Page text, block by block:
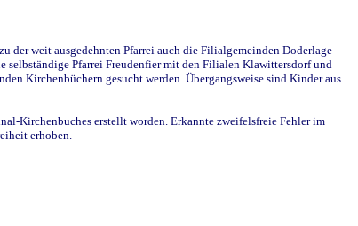
der weit ausgedehnten Pfarrei auch die Filialgemeinden Doderlage
selbständige Pfarrei Freudenfier mit den Filialen Klawittersdorf und
Kirchenbüchern gesucht werden. Übergangsweise sind Kinder aus
Kirchenbuches erstellt worden. Erkannte zweifelsfreie Fehler im
erhoben.